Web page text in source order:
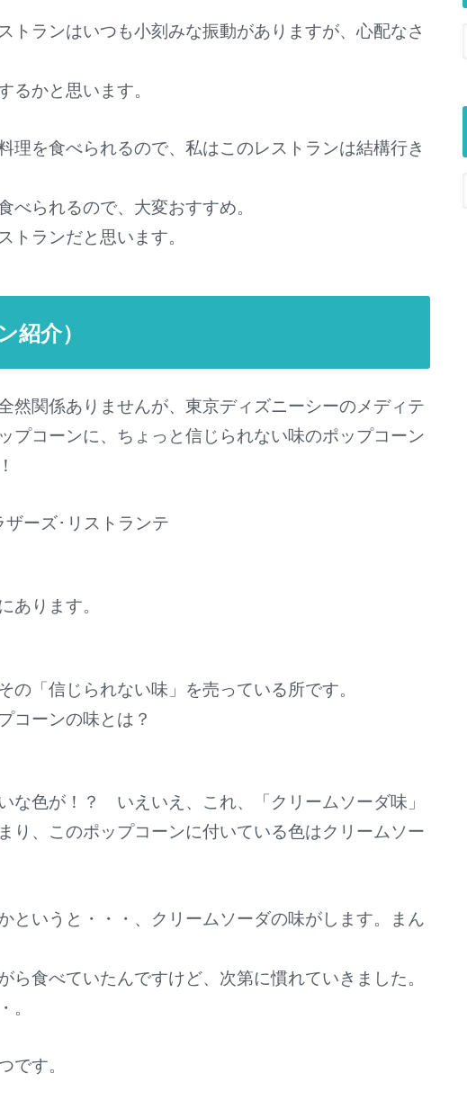
トランはいつも小刻みな振動がありますが、心配なさ
るかと思います。
理を食べられるので、私はこのレストランは結構行き
べられるので、大変おすすめ。
トランだと思います。
紹介）
然関係ありませんが、東京ディズニーシーのメディテ
プコーンに、ちょっと信じられない味のポップコーン
ーズ･リストランテ
あります。
の「信じられない味」を売っている所です。
コーンの味とは？
な色が！？ いえいえ、これ、「クリームソーダ味」
り、このポップコーンに付いている色はクリームソー
というと・・・、クリームソーダの味がします。まん
ら食べていたんですけど、次第に慣れていきました。
。
です。